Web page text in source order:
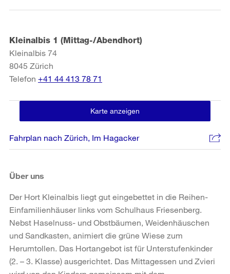
Kleinalbis 1 (Mittag-/Abendhort)
Kleinalbis 74
8045 Zürich
Telefon +41 44 413 78 71
Karte anzeigen
Fahrplan nach Zürich, Im Hagacker
Über uns
Der Hort Kleinalbis liegt gut eingebettet in die Reihen-
Einfamilienhäuser links vom Schulhaus Friesenberg.
Nebst Haselnuss- und Obstbäumen, Weidenhäuschen
und Sandkasten, animiert die grüne Wiese zum
Herumtollen. Das Hortangebot ist für Unterstufenkinder
(2. – 3. Klasse) ausgerichtet. Das Mittagessen und Zvieri